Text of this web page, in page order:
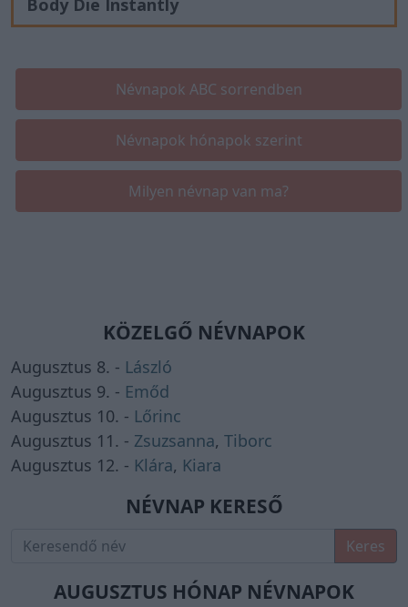
Body Die Instantly
Névnapok ABC sorrendben
Névnapok hónapok szerint
Milyen névnap van ma?
KÖZELGŐ NÉVNAPOK
Augusztus 8. - László
Augusztus 9. - Emőd
Augusztus 10. - Lőrinc
Augusztus 11. - Zsuzsanna, Tiborc
Augusztus 12. - Klára, Kiara
NÉVNAP KERESŐ
Keres
AUGUSZTUS HÓNAP NÉVNAPOK